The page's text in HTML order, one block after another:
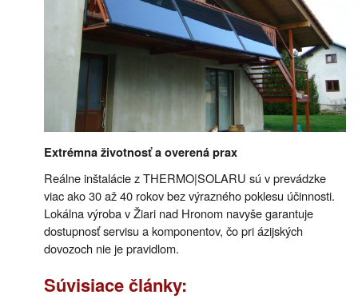
Extrémna životnosť a overená prax
Reálne inštalácie z THERMO|SOLARU sú v prevádzke
viac ako 30 až 40 rokov bez výrazného poklesu účinnosti.
Lokálna výroba v Žiari nad Hronom navyše garantuje
dostupnosť servisu a komponentov, čo pri ázijských
dovozoch nie je pravidlom.
Súvisiace články: